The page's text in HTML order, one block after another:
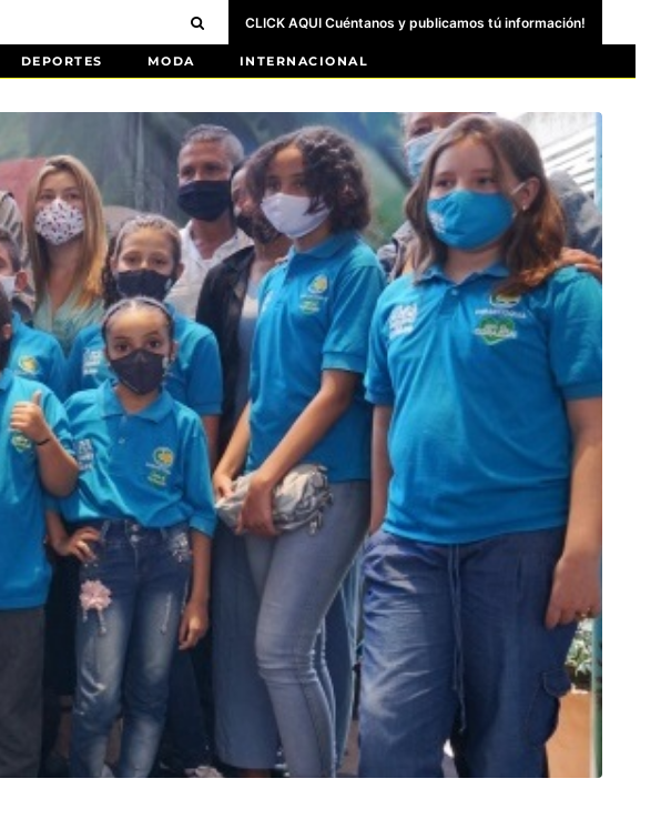
CLICK AQUI Cuéntanos y publicamos tú información!
DEPORTES MODA INTERNACIONAL